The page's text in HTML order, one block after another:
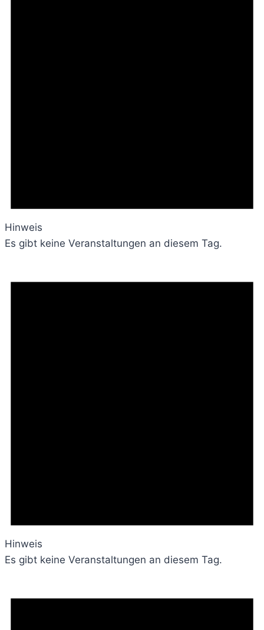
Hinweis
Es gibt keine Veranstaltungen an diesem Tag.
Hinweis
Es gibt keine Veranstaltungen an diesem Tag.